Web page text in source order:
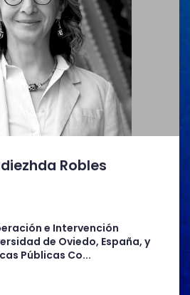
Robles
e Intervención
de Oviedo, España, y
Públicas Co...